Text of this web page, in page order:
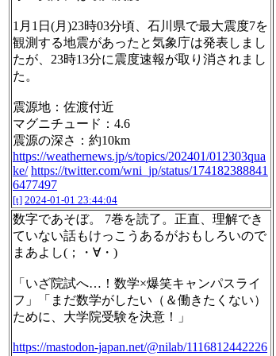
1月1日(月)23時03分頃、石川県で最大震度7を
観測する地震があったと気象庁は発表しまし
たが、23時13分に震度速報が取り消されまし
た。
震源地：佐渡付近
マグニチュード：4.6
震源の深さ：約10km
https://weathernews.jp/s/topics/202401/012303qua
ke/ https://twitter.com/wni_jp/status/174182388841
6477497
[t] 2024-01-01 23:44:04
数字であそぼ。 7巻を読了。正直、理解でき
ていない話もけっこうあるがおもしろいので
まあよし(；・∀・)
「いざ院試へ…！数学×爆笑キャンパスライ
フ」「まだ数学がしたい（＆働きたくない）
ために、大学院受験を決意！」
https://mastodon-japan.net/@nilab/1116812442226